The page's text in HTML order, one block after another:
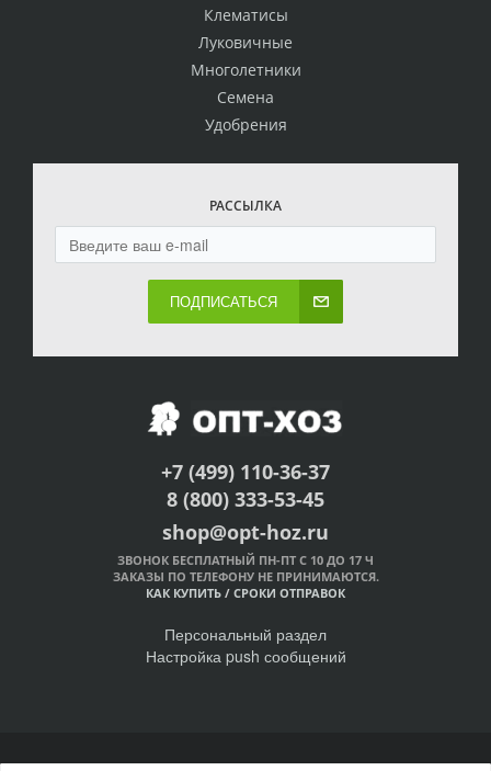
Клематисы
Луковичные
Многолетники
Семена
Удобрения
РАССЫЛКА
ПОДПИСАТЬСЯ
+7 (499) 110-36-37
8 (800) 333-53-45
shop@opt-hoz.ru
ЗВОНОК БЕСПЛАТНЫЙ ПН-ПТ С 10 ДО 17 Ч
ЗАКАЗЫ ПО ТЕЛЕФОНУ НЕ ПРИНИМАЮТСЯ.
КАК КУПИТЬ / СРОКИ ОТПРАВОК
Персональный раздел
Настройка push сообщений